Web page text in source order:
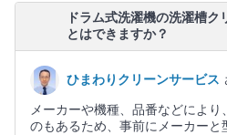
ドラム式洗濯機の洗濯槽
とはできますか？
ひまわりクリーンサービス
メーカーや機種、品番などにより
のもあるため、事前にメーカーと